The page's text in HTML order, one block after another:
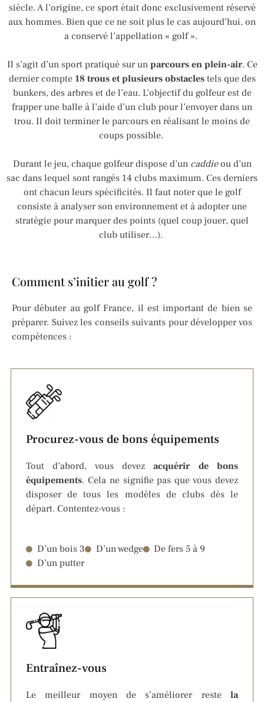
siècle. A l’origine, ce sport était donc exclusivement réservé
aux hommes. Bien que ce ne soit plus le cas aujourd’hui, on
a conservé l’appellation « golf ».
Il s’agit d’un sport pratiqué sur un parcours en plein-air. Ce
dernier compte 18 trous et plusieurs obstaclestels que des
bunkers, des arbres et de l’eau. L’objectif du golfeur est de
frapper une balle à l’aide d’un club pour l’envoyer dans un
trou. Il doit terminer le parcours en réalisant le moins de
coups possible.
Durant le jeu, chaque golfeur dispose d’un caddie ou d’un
sac dans lequel sont rangés 14 clubs maximum. Ces derniers
ont chacun leurs spécificités. Il faut noter que le golf
consiste à analyser son environnement et à adopter une
stratégie pour marquer des points (quel coup jouer, quel
club utiliser…).
Comment s’initier au golf ?
Pour débuter au golf France, il est important de bien se
préparer. Suivez les conseils suivants pour développer vos
compétences :
Procurez-vous de bons équipements
Tout d’abord, vous devezacquérir de bons
équipements. Cela ne signifie pas que vous devez
disposer de tous les modèles de clubs dès le
départ. Contentez-vous :
D’un bois 3 D’un wedge
De fers 5 à 9
D’un putter
Entraînez-vous
Le meilleur moyen de s’améliorer reste la